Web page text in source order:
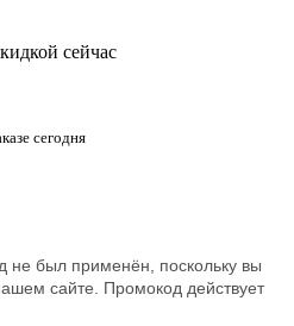
сейчас
сегодня
не был применён, поскольку вы
сайте. Промокод действует